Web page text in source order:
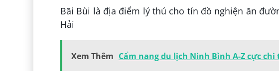
Bãi Bùi là địa điểm lý thú cho tín đồ nghiện ăn
Hải
Xem Thêm Cẩm nang du lịch Ninh Bình A-Z cực chi